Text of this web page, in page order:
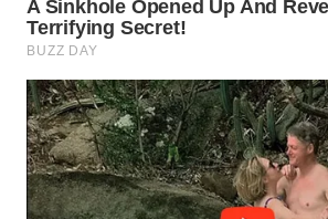
SUBANG
SUKABUMI
WN
PURWAKARTA